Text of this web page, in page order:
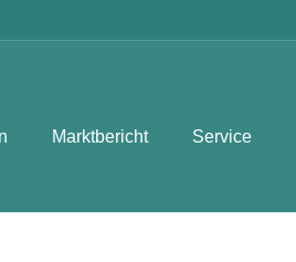
Marktbericht Service